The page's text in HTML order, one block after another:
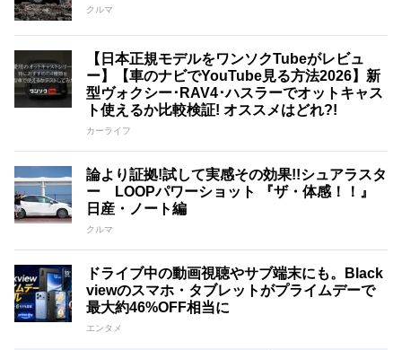
クルマ
【日本正規モデルをワンソクTubeがレビュ
ー】【車のナビでYouTube見る方法2026】新
型ヴォクシー･RAV4･ハスラーでオットキャス
ト使えるか比較検証! オススメはどれ?!
カーライフ
論より証拠!試して実感その効果!!シュアラスタ
ー LOOPパワーショット 『ザ・体感！！』
日産・ノート編
クルマ
ドライブ中の動画視聴やサブ端末にも。Black
viewのスマホ・タブレットがプライムデーで
最大約46%OFF相当に
エンタメ